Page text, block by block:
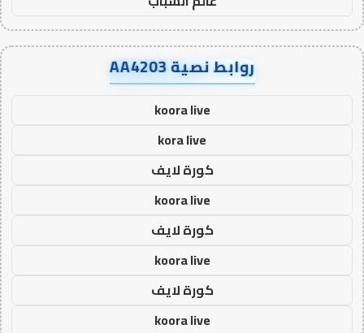
روابط نصية AA4203
koora live
kora live
كورة لايف
koora live
كورة لايف
koora live
كورة لايف
koora live